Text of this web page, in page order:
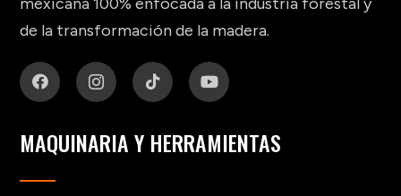
de la transformación de la madera.
MAQUINARIA Y HERRAMIENTAS